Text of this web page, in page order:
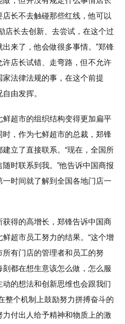
长不去触碰那些红线，他可以
店长去创新、去尝试，在这个过
来了，他会做很多事情。”郑锋
店长试错、走弯路，但不允许
法律法规的事，在这个前提
由发挥。
超市的组织结构变得更加扁平
，作为七鲜超市的总裁，郑锋
立了直接联系。“现在，全国所
时联系到我。”他告诉中国商报
时间就了解到全国各地门店一
得的高增长，郑锋告诉中国商
超市员工努力的结果。“这个增
有门店的管理者和员工的努
都在想生意该怎么做，怎么服
的想法和创新思维也会跟我们
整个机制上鼓励努力拼搏奋斗的
付出人给予精神和物质上的激